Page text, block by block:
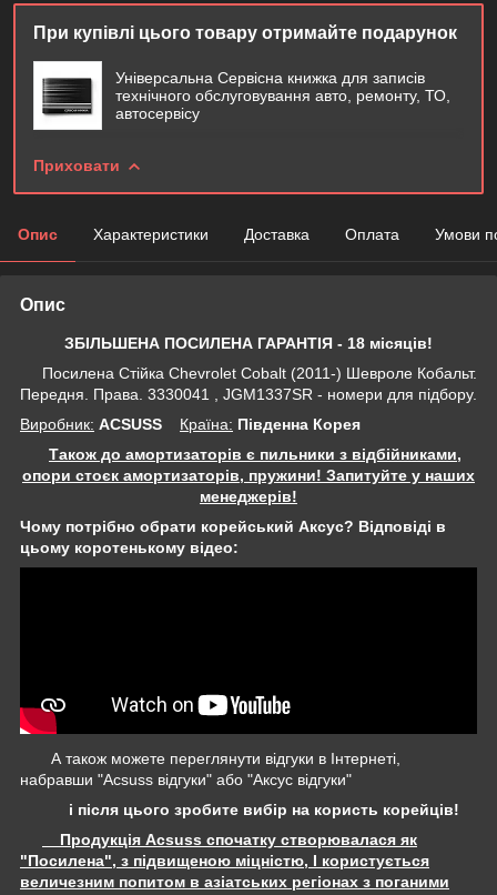
При купівлі цього товару отримайте подарунок
Універсальна Сервісна книжка для записів
технічного обслуговування авто, ремонту, ТО,
автосервісу
Приховати
Опис Характеристики Доставка Оплата Умови
Опис
ЗБІЛЬШЕНА ПОСИЛЕНА ГАРАНТІЯ - 18 місяців!
Посилена Стійка Chevrolet Cobalt (2011-) Шевроле Кобальт.
Передня. Права. 3330041 , JGM1337SR - номери для підбору.
Виробник: ACSUSS Крaїна: Південна Корея
Також до амортизаторів є пильники з відбійниками,
опори стоєк амортизаторів, пружини! Запитуйте у наших
менеджерів!
Чому потрібно обрати корейський Аксус? Відповіді в
цьому коротенькому відео:
А також можете переглянути відгуки в Інтернеті,
набравши "Acsuss відгуки" або "Аксус відгуки"
і після цього зробите вибір на користь корейців!
Продукція Acsuss спочатку створювалася як
"Посилена", з підвищеною міцністю, І користується
величезним попитом в азіатських регіонах з поганими